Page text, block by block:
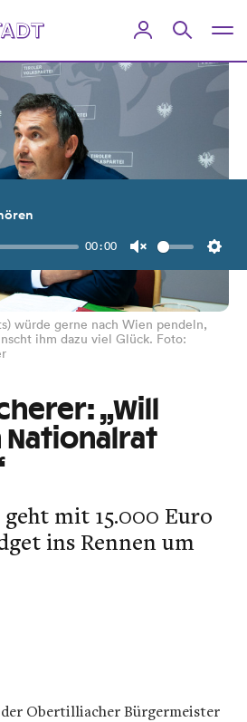
00:00
Unmute
würde gerne nach Wien pendeln,
ihm dazu viel Glück. Foto:
„Will
geht mit 15.000 Euro
ins Rennen um
Obertilliacher Bürgermeister